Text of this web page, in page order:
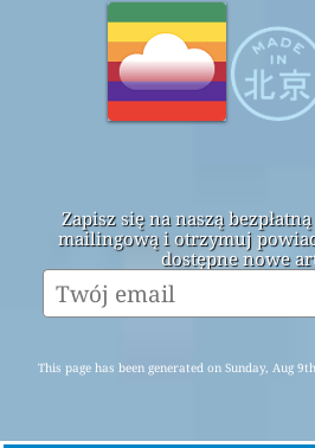
Zapisz się na naszą
mailingową i otrzymuj
dostępne nowe
This page has been generated on Sunday, Aug